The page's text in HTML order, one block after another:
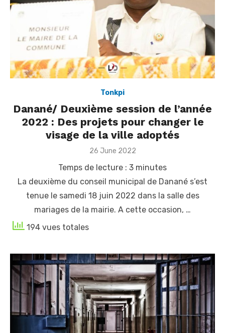
Tonkpi
Danané/ Deuxième session de l’année
2022 : Des projets pour changer le
visage de la ville adoptés
Posted
26 June 2022
Temps de lecture : 3 minutes
La deuxième du conseil municipal de Danané s’est
tenue le samedi 18 juin 2022 dans la salle des
mariages de la mairie. A cette occasion, …
194 vues totales